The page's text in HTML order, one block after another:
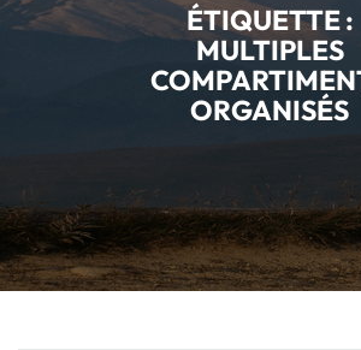
ÉTIQUETTE :
MULTIPLES
ORGANISÉS